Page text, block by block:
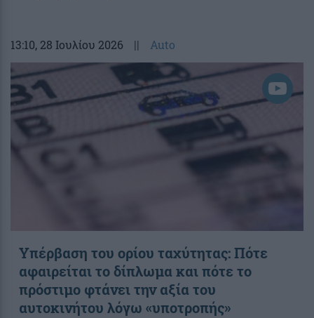
13:10, 28 Ιουλίου 2026 || Auto
Υπέρβαση του ορίου ταχύτητας: Πότε
αφαιρείται το δίπλωμα και πότε το
πρόστιμο φτάνει την αξία του
αυτοκινήτου λόγω «υποτροπής»